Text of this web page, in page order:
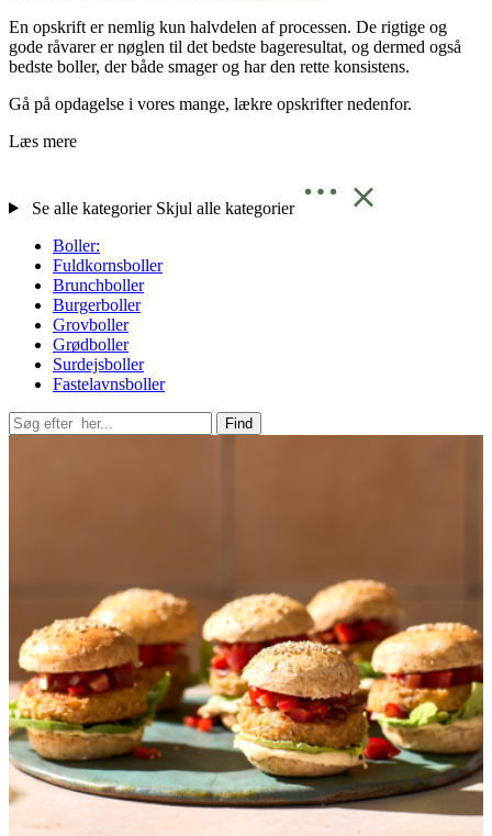
En opskrift er nemlig kun halvdelen af processen. De rigtige og
gode råvarer er nøglen til det bedste bageresultat, og dermed også
bedste boller, der både smager og har den rette konsistens.
Gå på opdagelse i vores mange, lækre opskrifter nedenfor.
Læs mere
Se alle kategorier Skjul alle kategorier
Boller:
Fuldkornsboller
Brunchboller
Burgerboller
Grovboller
Grødboller
Surdejsboller
Fastelavnsboller
Find